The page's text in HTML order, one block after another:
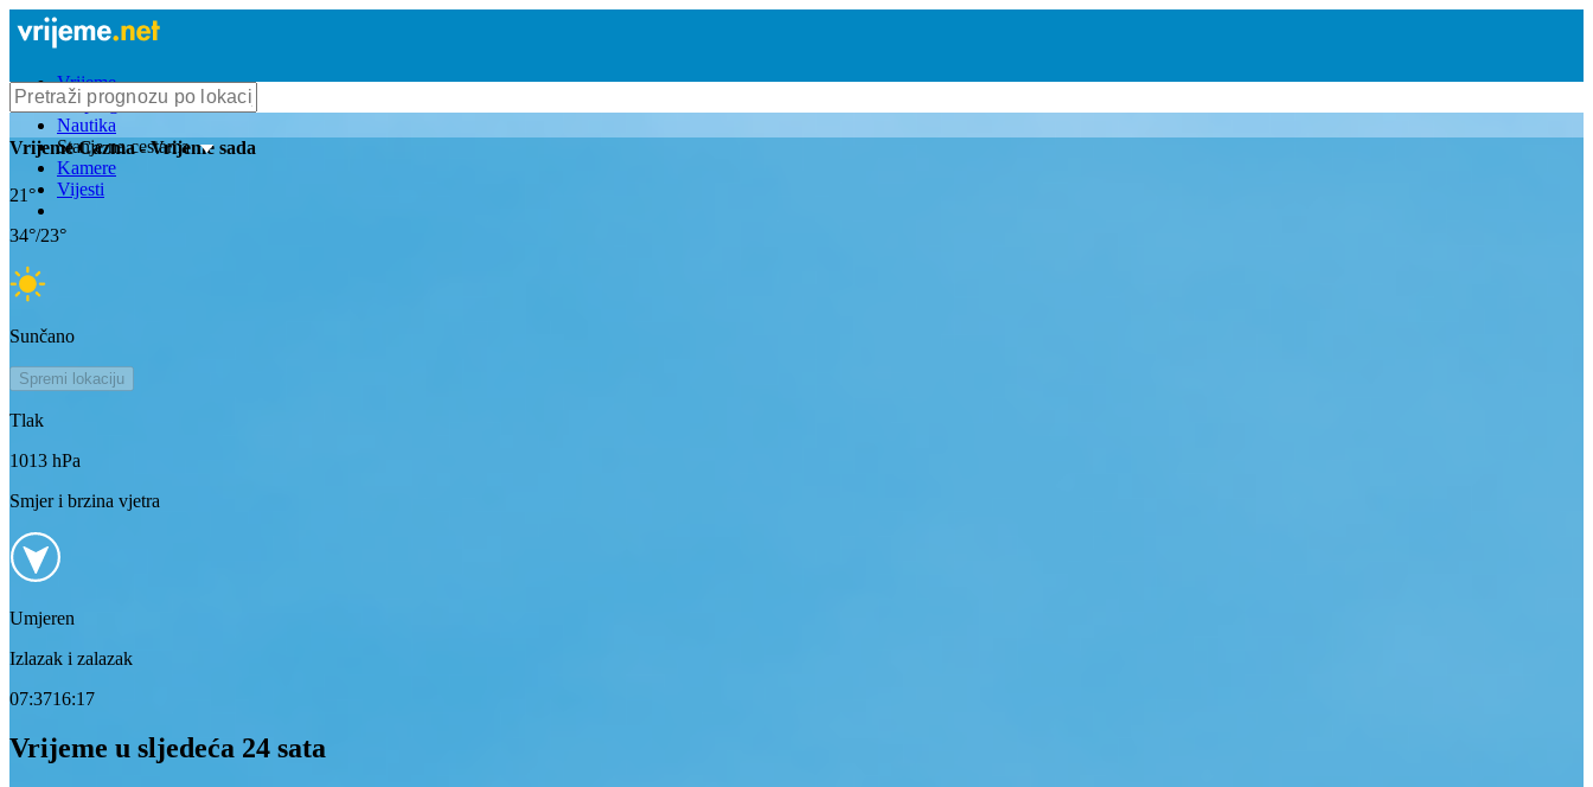
Vrijeme
Bioprognoza
Nautika
Stanje na cestama
Kamere
Vijesti
VrijemeCazma- Vrijeme sada
21°
34°/23°
Sunčano
Spremi lokaciju
Tlak
1013 hPa
Smjer i brzina vjetra
Umjeren
Izlazak i zalazak
07:3716:17
Vrijeme u sljedeća 24 sata